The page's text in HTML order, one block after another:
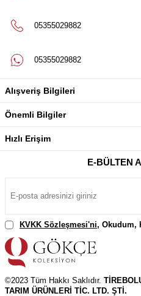
05355029882
05355029882
Alışveriş Bilgileri
Önemli Bilgiler
Hızlı Erişim
E-BÜLTEN
KVKK Sözleşmesi'ni, Okudum,
©2023 Tüm Hakkı Saklıdır.
TARIM ÜRÜNLERİ TİC. LTD. ŞTİ.